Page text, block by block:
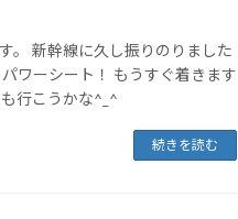
。 新幹線に久し振りのりました
ワーシート！ もうすぐ着きます
行こうかな^_^
続きを読む